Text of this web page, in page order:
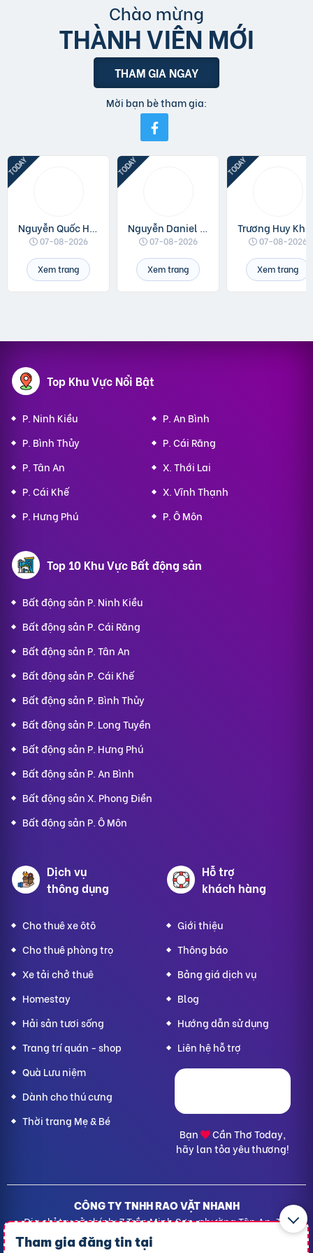
Tham gia đăng tin tại
Chào mừng
THÀNH VIÊN MỚI
THAM GIA NGAY
Mời bạn bè tham gia:
Nguyễn Quốc Huân
07-08-2026
Xem trang
Nguyễn Daniel Minh
07-08-2026
Xem trang
07-08-2026
Xem trang
Top Khu Vực Nổi Bật
P. Ninh Kiều
P. An Bình
P. Bình Thủy
P. Cái Răng
P. Tân An
X. Thới Lai
P. Cái Khế
X. Vĩnh Thạnh
P. Hưng Phú
P. Ô Môn
Top 10 Khu Vực Bất động sản
Bất động sản P. Ninh Kiều
Bất động sản P. Cái Răng
Bất động sản P. Tân An
Bất động sản P. Cái Khế
Bất động sản P. Bình Thủy
Bất động sản P. Long Tuyền
Bất động sản P. Hưng Phú
Bất động sản P. An Bình
Bất động sản X. Phong Điền
Bất động sản P. Ô Môn
Dịch vụ
thông dụng
Cho thuê xe ôtô
Cho thuê phòng trọ
Xe tải chở thuê
Homestay
Hải sản tươi sống
Trang trí quán - shop
Quà Lưu niệm
Dành cho thú cưng
Thời trang Mẹ & Bé
Hỗ trợ
khách hàng
Giới thiệu
Thông báo
Bảng giá dịch vụ
Blog
Hướng dẫn sử dụng
Liên hệ hỗ trợ
Bạn
Cần Thơ Today,
hãy lan tỏa yêu thương!
CÔNG TY TNHH RAO VẶT NHANH
Địa chỉ trụ sở chính: 7 Trần Minh Sơn, phường Tân An, TP.
Cần Thơ